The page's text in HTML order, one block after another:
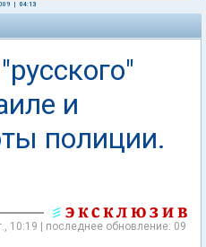
04:13
и
полиции.
10:19 | последнее обновление: 09